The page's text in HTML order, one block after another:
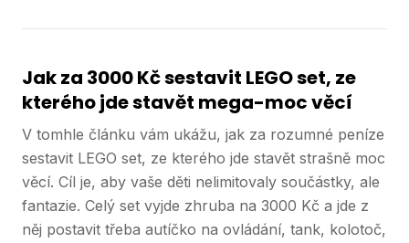
Jak za 3000 Kč sestavit LEGO set, ze
kterého jde stavět mega-moc věcí
V tomhle článku vám ukážu, jak za rozumné peníze
sestavit LEGO set, ze kterého jde stavět strašně moc
věcí. Cíl je, aby vaše děti nelimitovaly součástky, ale
fantazie. Celý set vyjde zhruba na 3000 Kč a jde z
něj postavit třeba autíčko na ovládání, tank, kolotoč,